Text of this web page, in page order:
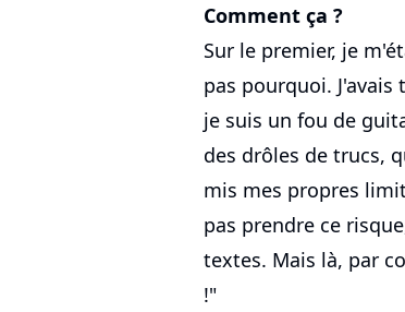
Comment ça ?
Sur le premier, je
pas pourquoi.
je suis un fou de
des drôles de trucs,
mis mes propres
pas prendre ce
textes. Mais là, par
!"